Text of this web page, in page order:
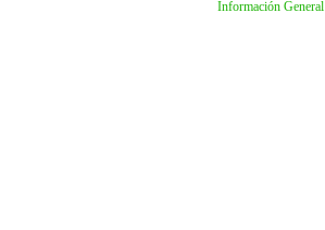
Información General